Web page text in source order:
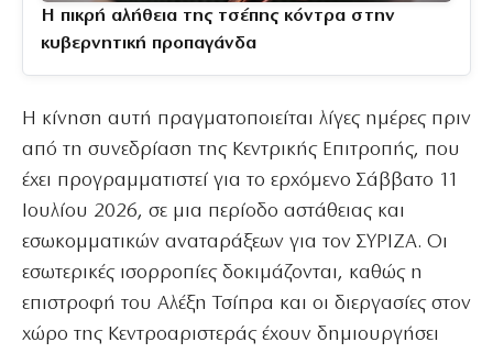
Η πικρή αλήθεια της τσέπης κόντρα στην
κυβερνητική προπαγάνδα
Η κίνηση αυτή πραγματοποιείται λίγες ημέρες πριν
από τη συνεδρίαση της Κεντρικής Επιτροπής, που
έχει προγραμματιστεί για το ερχόμενο Σάββατο 11
Ιουλίου 2026, σε μια περίοδο αστάθειας και
εσωκομματικών αναταράξεων για τον ΣΥΡΙΖΑ. Οι
εσωτερικές ισορροπίες δοκιμάζονται, καθώς η
επιστροφή του Αλέξη Τσίπρα και οι διεργασίες στον
χώρο της Κεντροαριστεράς έχουν δημιουργήσει